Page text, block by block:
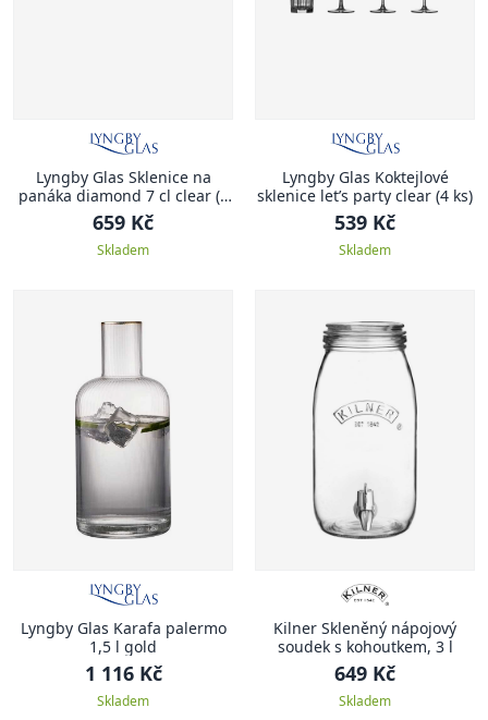
Lyngby Glas Sklenice na
panáka diamond 7 cl clear (6
ks)
659 Kč
Skladem
Lyngby Glas Koktejlové
sklenice let’s party clear (4 ks)
539 Kč
Skladem
Lyngby Glas Karafa palermo
1,5 l gold
1 116 Kč
Skladem
Kilner Skleněný nápojový
soudek s kohoutkem, 3 l
649 Kč
Skladem